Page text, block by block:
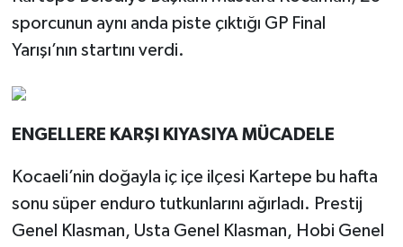
sporcunun aynı anda piste çıktığı GP Final
Yarışı’nın startını verdi.
ENGELLERE KARŞI KIYASIYA MÜCADELE
Kocaeli’nin doğayla iç içe ilçesi Kartepe bu hafta
sonu süper enduro tutkunlarını ağırladı. Prestij
Genel Klasman, Usta Genel Klasman, Hobi Genel